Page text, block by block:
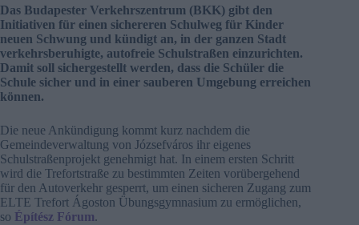
Das Budapester Verkehrszentrum (BKK) gibt den
Initiativen für einen sichereren Schulweg für Kinder
neuen Schwung und kündigt an, in der ganzen Stadt
verkehrsberuhigte, autofreie Schulstraßen einzurichten.
Damit soll sichergestellt werden, dass die Schüler die
Schule sicher und in einer sauberen Umgebung erreichen
können.
Die neue Ankündigung kommt kurz nachdem die
Gemeindeverwaltung von Józsefváros ihr eigenes
Schulstraßenprojekt genehmigt hat. In einem ersten Schritt
wird die Trefortstraße zu bestimmten Zeiten vorübergehend
für den Autoverkehr gesperrt, um einen sicheren Zugang zum
ELTE Trefort Ágoston Übungsgymnasium zu ermöglichen,
so Építész Fórum.